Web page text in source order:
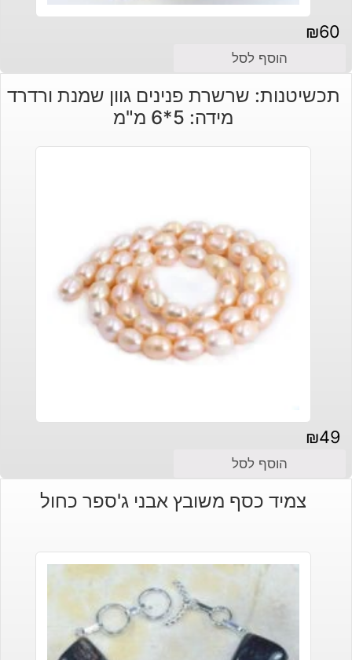
₪60
הוסף לסל
תכשיטנות: שרשרת פנינים גוון שמנת ורדרד
מידה: 5*6 מ"מ
₪49
הוסף לסל
צמיד כסף משובץ אבני ג'ספר כחול